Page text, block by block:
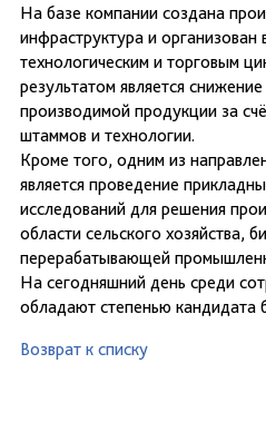
На базе компании создана
инфраструктура и
технологическим и торговым
результатом является
производимой продукции за
штаммов и технологии.
Кроме того, одним из
является проведение
исследований для решения
области сельского хозяйства,
перерабатывающей
На сегодняшний день среди
обладают степенью кандидата
Возврат к списку